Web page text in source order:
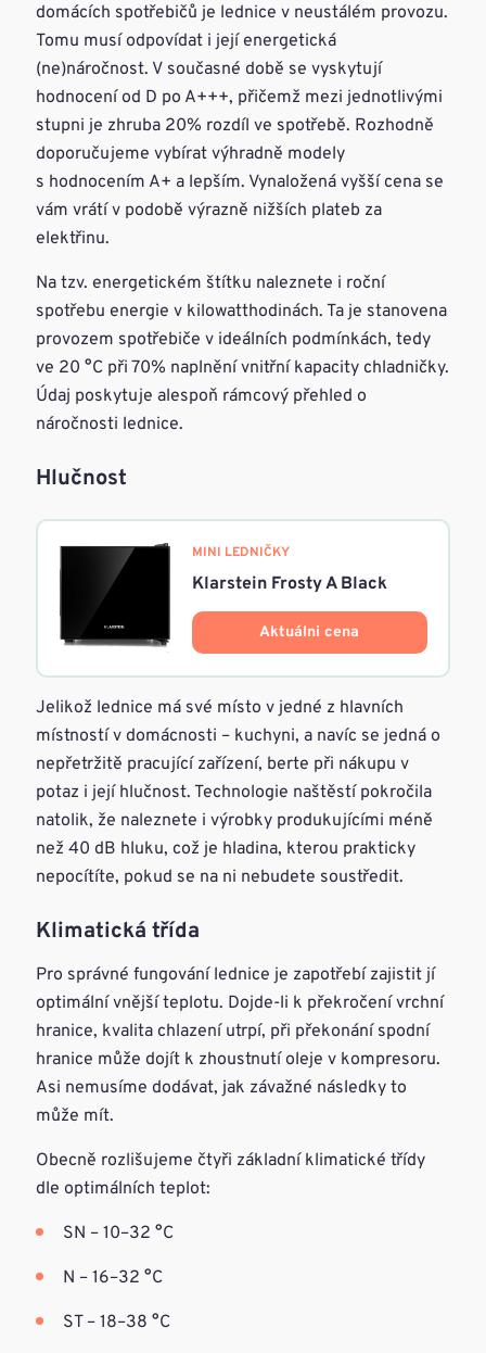
domácích spotřebičů je lednice v neustálém provozu.
Tomu musí odpovídat i její energetická
(ne)náročnost. V současné době se vyskytují
hodnocení od D po A+++, přičemž mezi jednotlivými
stupni je zhruba 20% rozdíl ve spotřebě. Rozhodně
doporučujeme vybírat výhradně modely
s hodnocením A+ a lepším. Vynaložená vyšší cena se
vám vrátí v podobě výrazně nižších plateb za
elektřinu.
Na tzv. energetickém štítku naleznete i roční
spotřebu energie v kilowatthodinách. Ta je stanovena
provozem spotřebiče v ideálních podmínkách, tedy
ve 20 °C při 70% naplnění vnitřní kapacity chladničky.
Údaj poskytuje alespoň rámcový přehled o
náročnosti lednice.
Hlučnost
MINI LEDNIČKY
Klarstein Frosty A Black
Aktuálni cena
Jelikož lednice má své místo v jedné z hlavních
místností v domácnosti – kuchyni, a navíc se jedná o
nepřetržitě pracující zařízení, berte při nákupu v
potaz i její hlučnost. Technologie naštěstí pokročila
natolik, že naleznete i výrobky produkujícími méně
než 40 dB hluku, což je hladina, kterou prakticky
nepocítíte, pokud se na ni nebudete soustředit.
Klimatická třída
Pro správné fungování lednice je zapotřebí zajistit jí
optimální vnější teplotu. Dojde-li k překročení vrchní
hranice, kvalita chlazení utrpí, při překonání spodní
hranice může dojít k zhoustnutí oleje v kompresoru.
Asi nemusíme dodávat, jak závažné následky to
může mít.
Obecně rozlišujeme čtyři základní klimatické třídy
dle optimálních teplot:
SN – 10–32 °C
N – 16–32 °C
ST – 18–38 °C